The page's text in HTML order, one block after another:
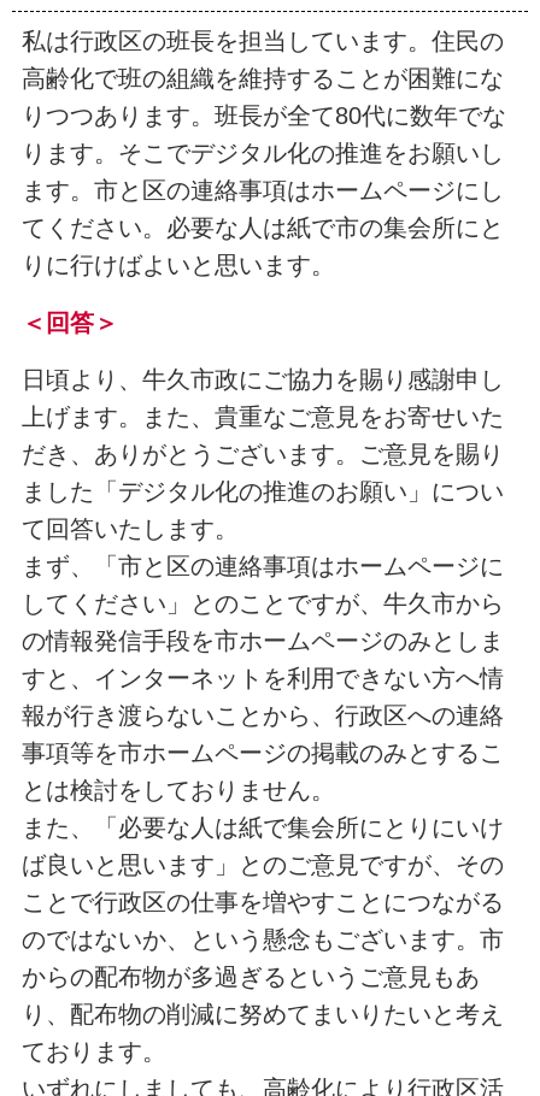
私は行政区の班長を担当しています。住民の
高齢化で班の組織を維持することが困難にな
りつつあります。班長が全て80代に数年でな
ります。そこでデジタル化の推進をお願いし
ます。市と区の連絡事項はホームページにし
てください。必要な人は紙で市の集会所にと
りに行けばよいと思います。
＜回答＞
日頃より、牛久市政にご協力を賜り感謝申し
上げます。また、貴重なご意見をお寄せいた
だき、ありがとうございます。ご意見を賜り
ました「デジタル化の推進のお願い」につい
て回答いたします。
まず、「市と区の連絡事項はホームページに
してください」とのことですが、牛久市から
の情報発信手段を市ホームページのみとしま
すと、インターネットを利用できない方へ情
報が行き渡らないことから、行政区への連絡
事項等を市ホームページの掲載のみとするこ
とは検討をしておりません。
また、「必要な人は紙で集会所にとりにいけ
ば良いと思います」とのご意見ですが、その
ことで行政区の仕事を増やすことにつながる
のではないか、という懸念もございます。市
からの配布物が多過ぎるというご意見もあ
り、配布物の削減に努めてまいりたいと考え
ております。
いずれにしましても、高齢化により行政区活